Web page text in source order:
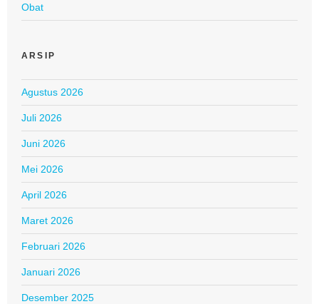
Obat
ARSIP
Agustus 2026
Juli 2026
Juni 2026
Mei 2026
April 2026
Maret 2026
Februari 2026
Januari 2026
Desember 2025